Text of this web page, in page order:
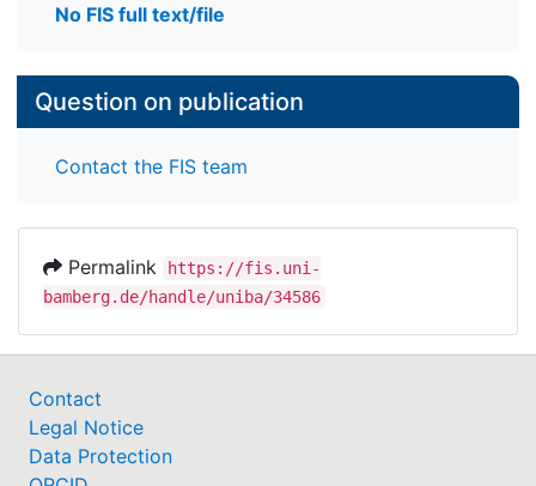
No FIS full text/file
Question on publication
Contact the FIS team
Permalink
https://fis.uni-
bamberg.de/handle/uniba/34586
Contact
Legal Notice
Data Protection